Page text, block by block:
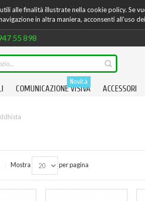
alle finalità illustrate nella cookie policy. Se
in altra maniera, acconsenti all’uso
55 898
COMUNICAZIONE VISIVA
Novità
ACCESSORI
Mostra per pagina